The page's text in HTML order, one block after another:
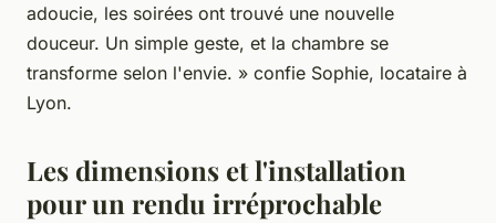
adoucie, les soirées ont trouvé une nouvelle
douceur. Un simple geste, et la chambre se
transforme selon l'envie. » confie Sophie, locataire à
Lyon.
Les dimensions et l'installation
pour un rendu irréprochable